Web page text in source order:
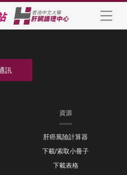
資源
肝癌風險計算器
下載/索取小冊子
下載表格